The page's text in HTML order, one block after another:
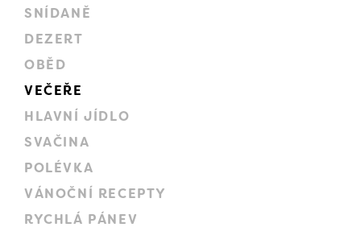
SNÍDANĚ
DEZERT
OBĚD
VEČEŘE
HLAVNÍ JÍDLO
SVAČINA
POLÉVKA
VÁNOČNÍ RECEPTY
RYCHLÁ PÁNEV